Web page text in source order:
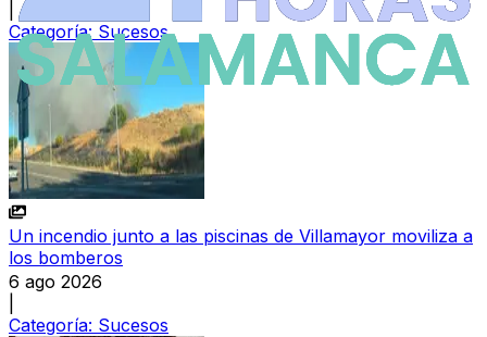
Categoría: Sucesos
Un incendio junto a las piscinas de Villamayor moviliza a
los bomberos
6 ago 2026
Categoría: Sucesos